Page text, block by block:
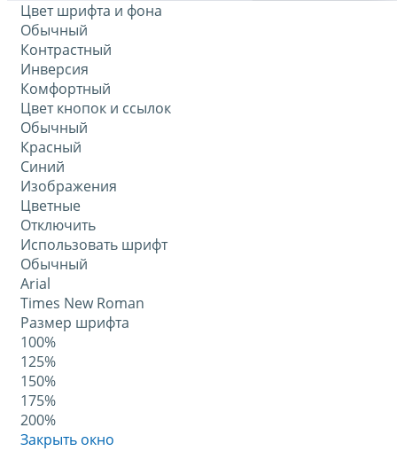
Цвет шрифта и фона
Обычный
Контрастный
Инверсия
Комфортный
Цвет кнопок и ссылок
Обычный
Красный
Синий
Изображения
Цветные
Отключить
Использовать шрифт
Обычный
Arial
Times New Roman
Размер шрифта
100%
125%
150%
175%
200%
Закрыть окно